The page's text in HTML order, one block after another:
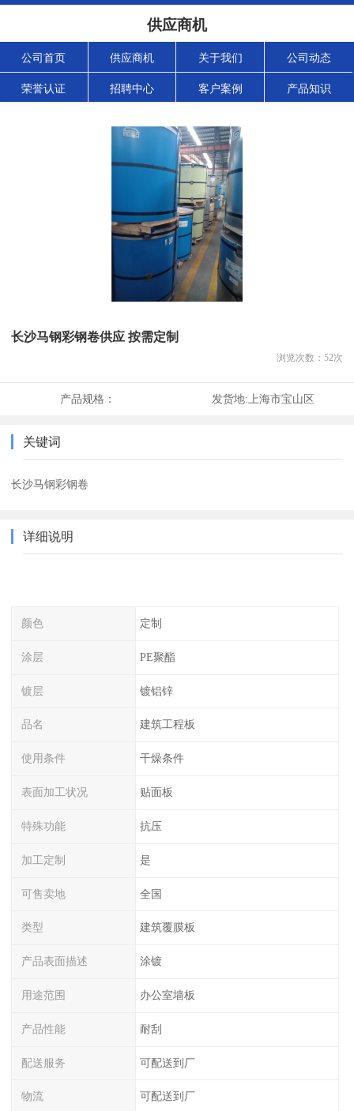
供应商机
公司首页 供应商机 关于我们 公司动态
荣誉认证 招聘中心 客户案例 产品知识
长沙马钢彩钢卷供应 按需定制
浏览次数： 52次
产品规格： 发货地: 上海市宝山区
关键词
长沙马钢彩钢卷
详细说明
颜色 定制
涂层 PE聚酯
镀层 镀铝锌
品名 建筑工程板
使用条件 干燥条件
表面加工状况 贴面板
特殊功能 抗压
加工定制 是
可售卖地 全国
类型 建筑覆膜板
产品表面描述 涂镀
用途范围 办公室墙板
产品性能 耐刮
配送服务 可配送到厂
物流 可配送到厂